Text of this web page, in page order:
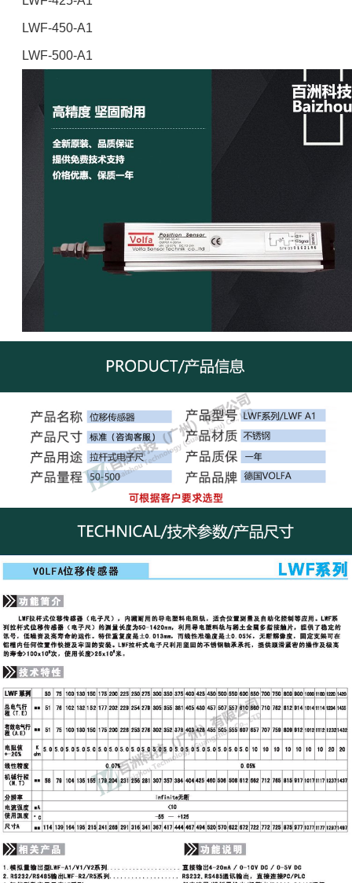
LWF-450-A1
LWF-500-A1